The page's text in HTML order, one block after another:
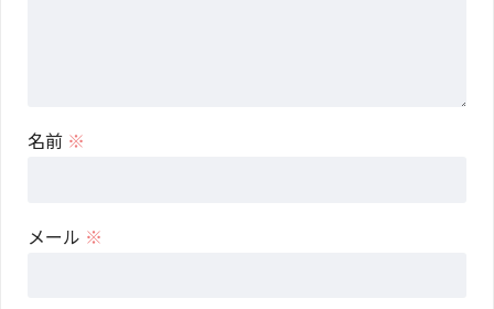
名前 ※
メール ※